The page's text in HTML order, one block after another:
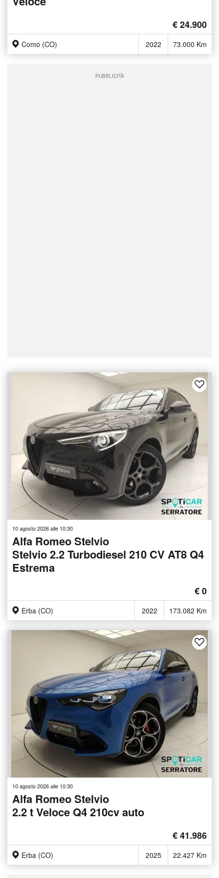
€ 24.900
Como (CO) 2022 73.000 Km
PUBBLICITÀ
10 agosto 2026 alle 10:30
Alfa Romeo Stelvio
Stelvio 2.2 Turbodiesel 210 CV AT8 Q4
Estrema
€ 0
Erba (CO) 2022 173.082 Km
10 agosto 2026 alle 10:30
Alfa Romeo Stelvio
2.2 t Veloce Q4 210cv auto
€ 41.986
Erba (CO) 2025 22.427 Km